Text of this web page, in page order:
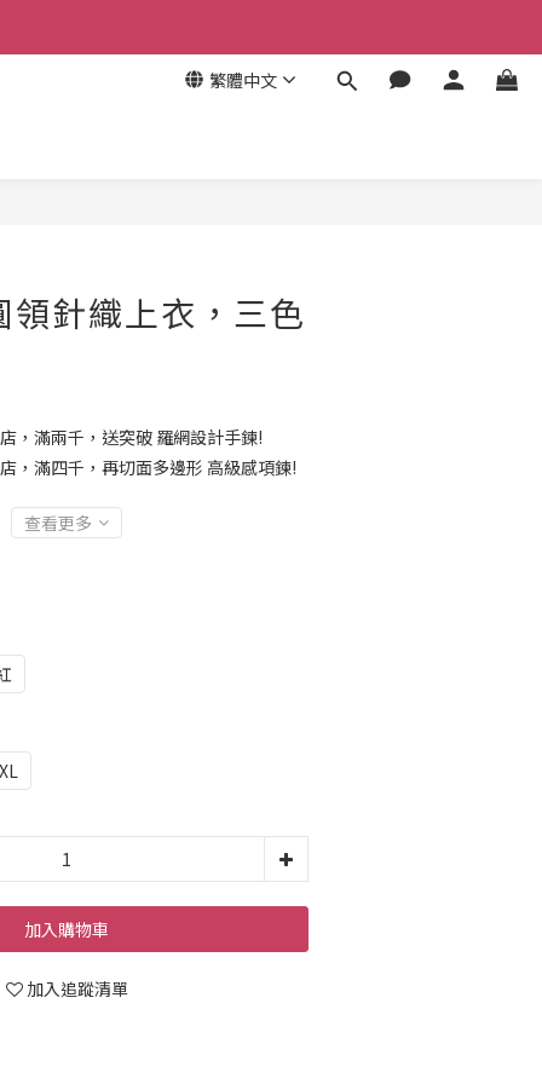
繁體中文
領針織上衣，三色
，滿兩千，送突破 羅網設計手鍊!
，滿四千，再切面多邊形 高級感項鍊!
查看更多
加入購物車
加入追蹤清單